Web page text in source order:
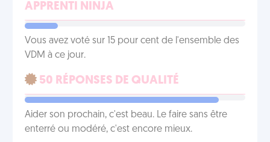
APPRENTI NINJA
Vous avez voté sur 15 pour cent de l'ensemble des
VDM à ce jour.
50 RÉPONSES DE QUALITÉ
Aider son prochain, c'est beau. Le faire sans être
enterré ou modéré, c'est encore mieux.